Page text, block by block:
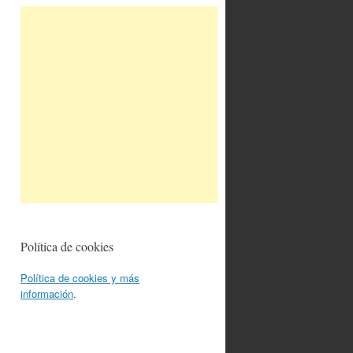
Política de cookies
Política de cookies y más
información.